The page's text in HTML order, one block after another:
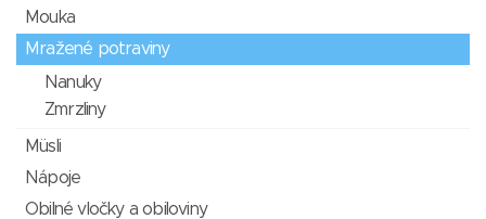
Mouka
Mražené potraviny
Nanuky
Zmrzliny
Müsli
Nápoje
Obilné vločky a obiloviny